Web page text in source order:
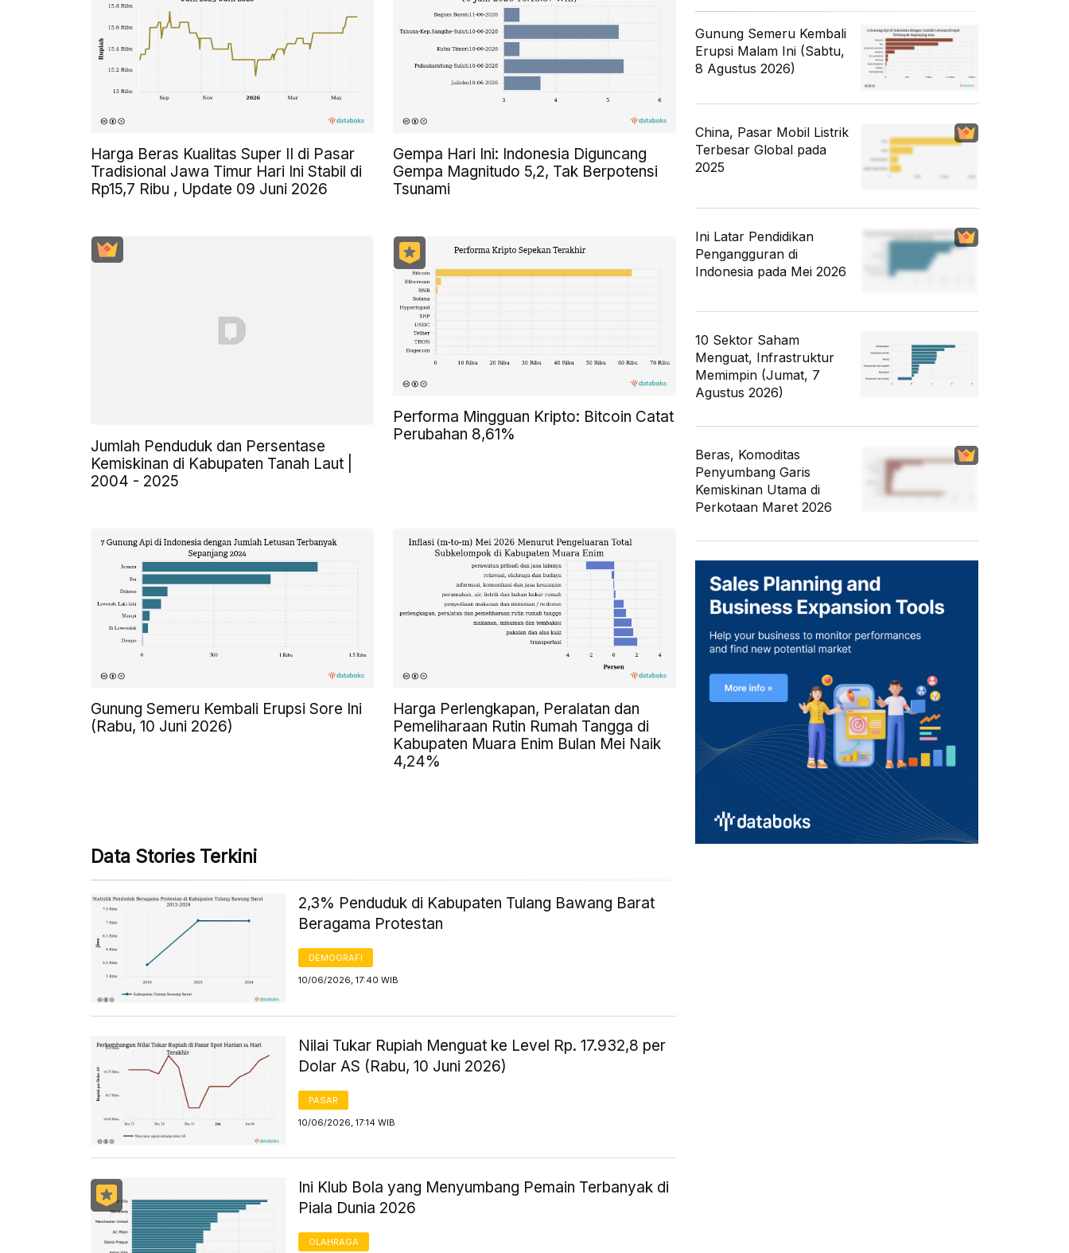
Harga Beras Kualitas Super II di Pasar
Tradisional Jawa Timur Hari Ini Stabil di
Rp15,7 Ribu , Update 09 Juni 2026
Gempa Hari Ini: Indonesia Diguncang
Gempa Magnitudo 5,2, Tak Berpotensi
Tsunami
Jumlah Penduduk dan Persentase
Kemiskinan di Kabupaten Tanah Laut |
2004 - 2025
Performa Mingguan Kripto: Bitcoin Catat
Perubahan 8,61%
Gunung Semeru Kembali Erupsi Sore Ini
(Rabu, 10 Juni 2026)
Harga Perlengkapan, Peralatan dan
Pemeliharaan Rutin Rumah Tangga di
Kabupaten Muara Enim Bulan Mei Naik
4,24%
Data Stories Terkini
2,3% Penduduk di Kabupaten Tulang Bawang Barat
Beragama Protestan
DEMOGRAFI
10/06/2026, 17:40 WIB
Nilai Tukar Rupiah Menguat ke Level Rp. 17.932,8 per
Dolar AS (Rabu, 10 Juni 2026)
PASAR
10/06/2026, 17:14 WIB
Ini Klub Bola yang Menyumbang Pemain Terbanyak di
Piala Dunia 2026
OLAHRAGA
Gunung Semeru Kembali
Erupsi Malam Ini (Sabtu,
8 Agustus 2026)
China, Pasar Mobil Listrik
Terbesar Global pada
2025
Ini Latar Pendidikan
Pengangguran di
Indonesia pada Mei 2026
10 Sektor Saham
Menguat, Infrastruktur
Memimpin (Jumat, 7
Agustus 2026)
Beras, Komoditas
Penyumbang Garis
Kemiskinan Utama di
Perkotaan Maret 2026